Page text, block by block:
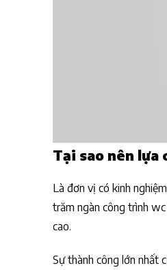
Tại sao nên lựa
Là đơn vị có kinh
trăm ngàn công trình
cao.
Sự thành công lớn nhất